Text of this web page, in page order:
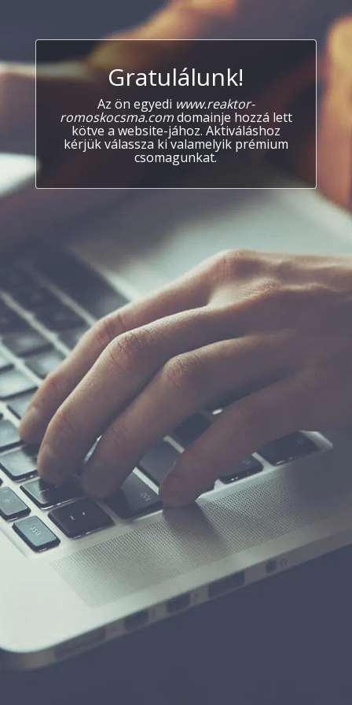
Gratulálunk!
Az ön egyedi www.reaktor-
romoskocsma.comdomainje hozzá lett
kötve a website-jához. Aktiváláshoz
kérjük válassza ki valamelyik prémium
csomagunkat.